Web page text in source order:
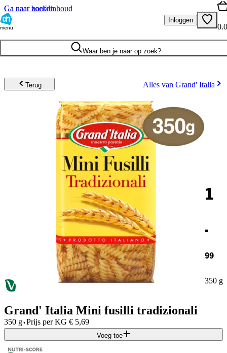
Ga naar hoofdinhoud
Ga naar zoeken
menu
Inloggen
Waar ben je naar op zoek?
Terug Alles van Grand' Italia
1
.
99
350 g
Grand' Italia Mini fusilli tradizionali
350 g·Prijs per KG € 5,69
Voeg toe